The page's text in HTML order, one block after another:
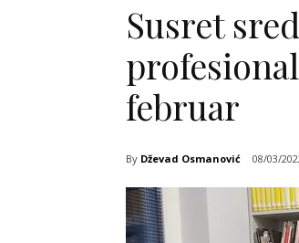
Susret
februar
By Dževad Osmanović 08/03/